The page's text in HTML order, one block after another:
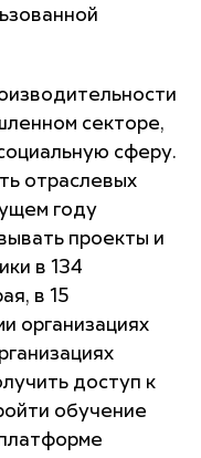
секторе,
сферу.
отраслевых
году
проекты и
в 134
в 15
организациях
доступ к
обучение